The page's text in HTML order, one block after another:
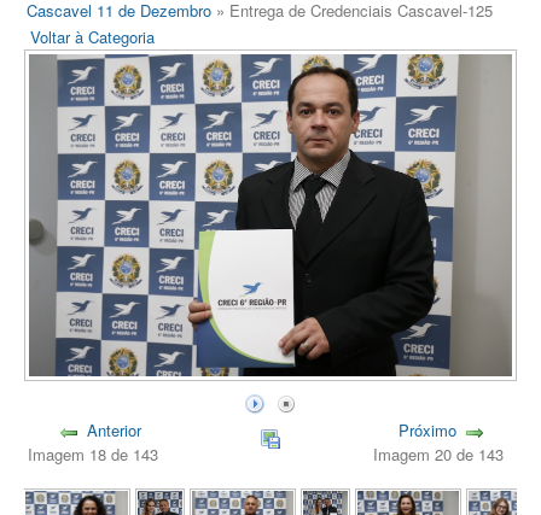
Cascavel 11 de Dezembro » Entrega de Credenciais Cascavel-125
Voltar à Categoria
Anterior
Imagem 18 de 143
Próximo
Imagem 20 de 143